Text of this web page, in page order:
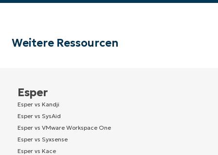
Weitere Ressourcen
Esper
Esper vs Kandji
Esper vs SysAid
Esper vs VMware Workspace One
Esper vs Syxsense
Esper vs Kace